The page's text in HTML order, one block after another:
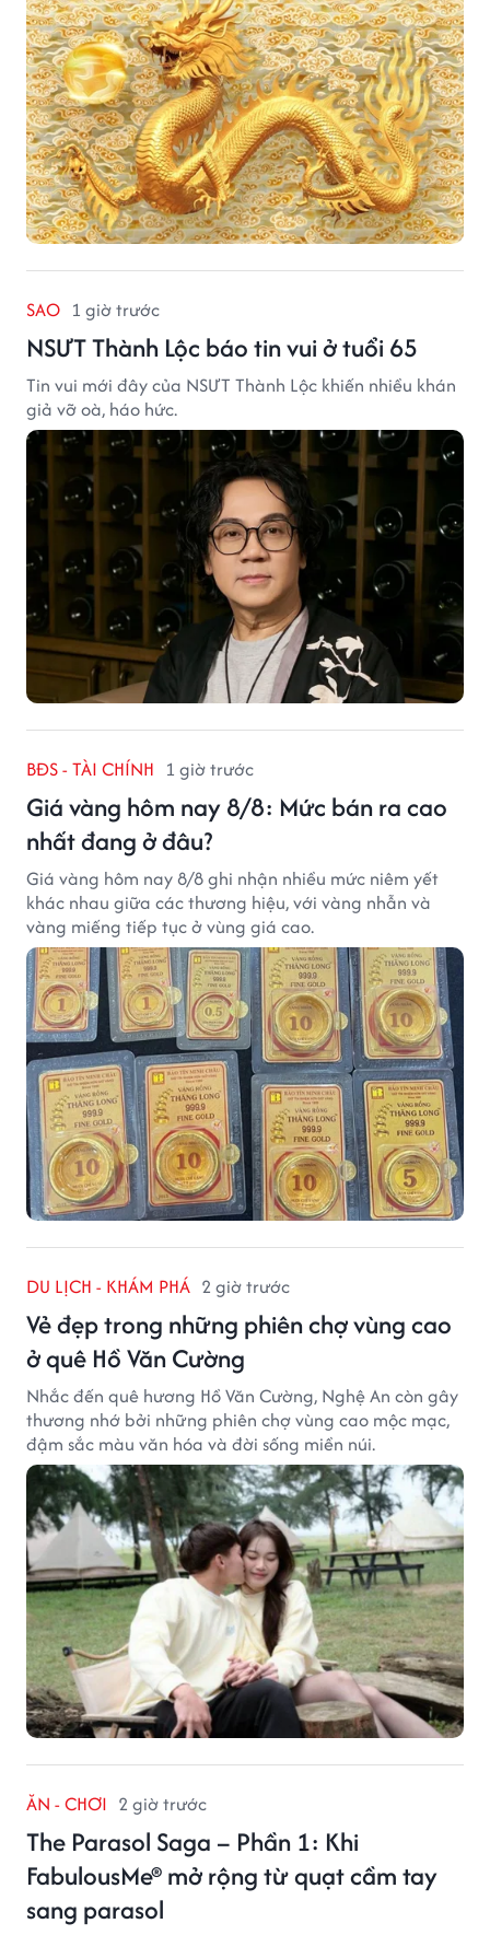
SAO 1 giờ trước
NSƯT Thành Lộc báo tin vui ở tuổi 65
Tin vui mới đây của NSƯT Thành Lộc khiến nhiều khán
giả vỡ oà, háo hức.
BĐS - TÀI CHÍNH 1 giờ trước
Giá vàng hôm nay 8/8: Mức bán ra cao
nhất đang ở đâu?
Giá vàng hôm nay 8/8 ghi nhận nhiều mức niêm yết
khác nhau giữa các thương hiệu, với vàng nhẫn và
vàng miếng tiếp tục ở vùng giá cao.
DU LỊCH - KHÁM PHÁ 2 giờ trước
Vẻ đẹp trong những phiên chợ vùng cao
ở quê Hồ Văn Cường
Nhắc đến quê hương Hồ Văn Cường, Nghệ An còn gây
thương nhớ bởi những phiên chợ vùng cao mộc mạc,
đậm sắc màu văn hóa và đời sống miền núi.
ĂN - CHƠI 2 giờ trước
The Parasol Saga – Phần 1: Khi
FabulousMe® mở rộng từ quạt cầm tay
sang parasol